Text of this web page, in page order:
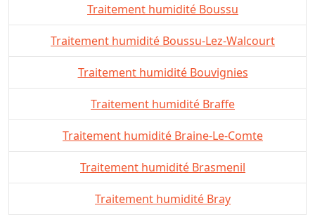
Traitement humidité Boussu
Traitement humidité Boussu-Lez-Walcourt
Traitement humidité Bouvignies
Traitement humidité Braffe
Traitement humidité Braine-Le-Comte
Traitement humidité Brasmenil
Traitement humidité Bray